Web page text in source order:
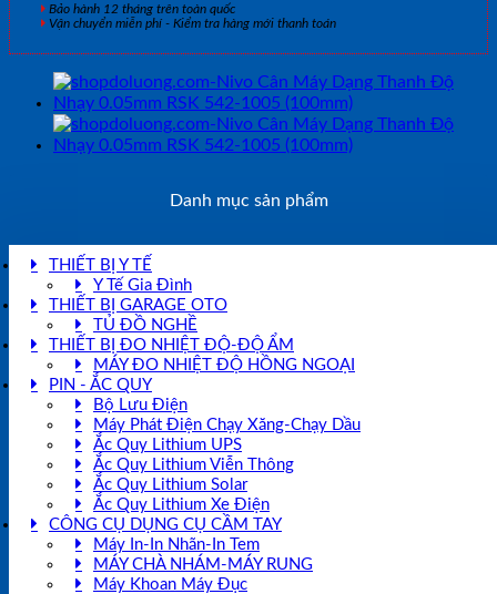
Bảo hành 12 tháng trên toàn quốc
Vận chuyển miễn phí - Kiểm tra hàng mới thanh toán
Danh mục sản phẩm
THIẾT BỊ Y TẾ
Y Tế Gia Đình
THIẾT BỊ GARAGE OTO
TỦ ĐỒ NGHỀ
THIẾT BỊ ĐO NHIỆT ĐỘ-ĐỘ ẨM
MÁY ĐO NHIỆT ĐỘ HỒNG NGOẠI
PIN - ẮC QUY
Bộ Lưu Điện
Máy Phát Điện Chạy Xăng-Chạy Dầu
Ắc Quy Lithium UPS
Ắc Quy Lithium Viễn Thông
Ắc Quy Lithium Solar
Ắc Quy Lithium Xe Điện
CÔNG CỤ DỤNG CỤ CẦM TAY
Máy In-In Nhãn-In Tem
MÁY CHÀ NHÁM-MÁY RUNG
Máy Khoan Máy Đục